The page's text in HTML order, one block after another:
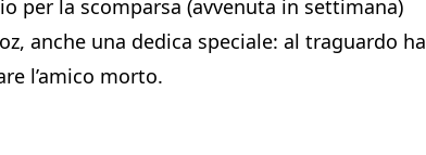
per la scomparsa (avvenuta in settimana)
anche una dedica speciale: al traguardo ha
l’amico morto.